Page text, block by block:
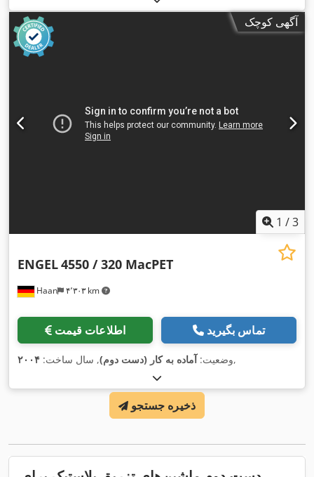
آگهی کوچک
1 /3
Haan ۴٬۳۰۳ km
ENGEL4550 / 320 MacPET
اطلاعات قیمت تماس بگیرید
وضعیت: آماده به کار (دست دوم), سال ساخت: ۲۰۰۴ ,
ذخیره جستجو